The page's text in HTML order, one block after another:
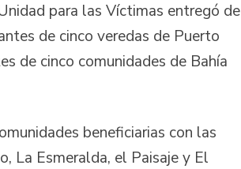
para las Víctimas entregó de
de cinco veredas de Puerto
de cinco comunidades de Bahía
beneficiarias con las
La Esmeralda, el Paisaje y El